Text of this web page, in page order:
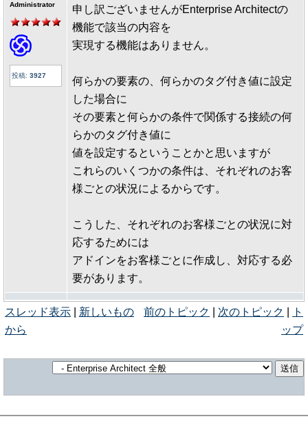
Administrator
投稿: 3927
申し訳ございませんがEnterprise Architectの
機能で該当の内容を
実現する機能はありません。
何らかの要素の、何らかのタグ付き値に設定
した場合に
その要素と何らかの条件で関係する接続の何
らかのタグ付き値に
値を設定するということかと思いますが
これらのいくつかの条件は、それぞれのお客
様ごとの状況によるからです。
こうした、それぞれのお客様ごとの状況に対
応するためには
アドインをお客様ごとに作成し、対応する必
要があります。
スレッド表示
新しいもの
から
前のトピック 次のトピック
ト
ップ